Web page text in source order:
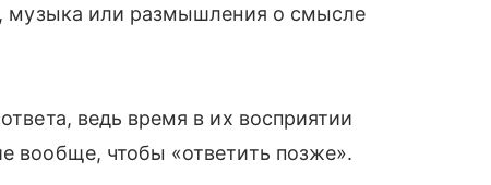
музыка или размышления о смысле
ведь время в их восприятии
вообще, чтобы «ответить позже».